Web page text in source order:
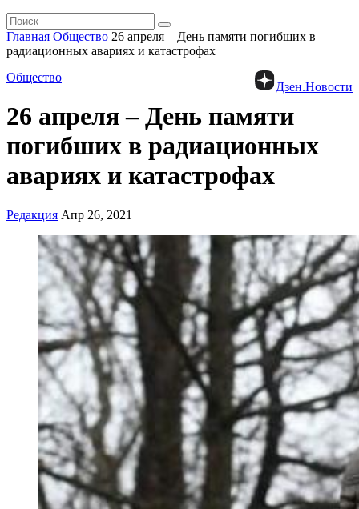
Главная Общество 26 апреля – День памяти погибших в
радиационных авариях и катастрофах
Дзен.Новости
Общество
26 апреля – День памяти
погибших в радиационных
авариях и катастрофах
Редакция Апр 26, 2021